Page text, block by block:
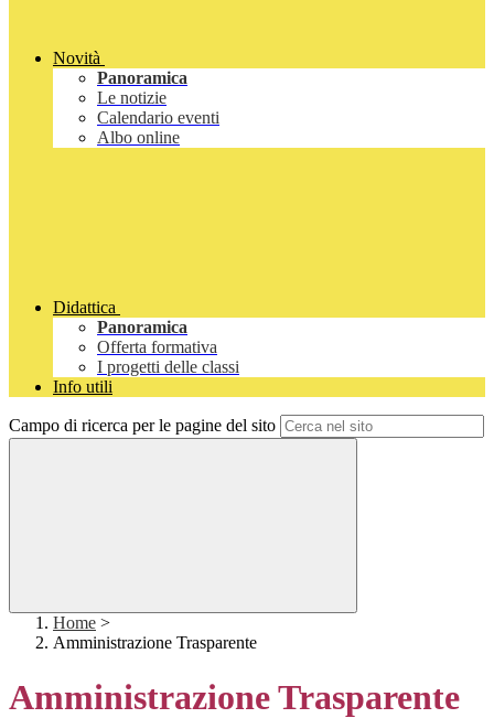
Novità
Panoramica
Le notizie
Calendario eventi
Albo online
Didattica
Panoramica
Offerta formativa
I progetti delle classi
Info utili
Campo di ricerca per le pagine del sito
Home >
Amministrazione Trasparente
Amministrazione Trasparente